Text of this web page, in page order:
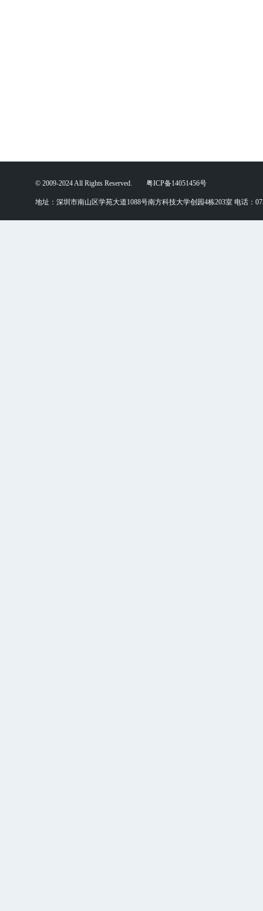
© 2009-2024 All Rights Reserved. 粤ICP备14051456号
地址：深圳市南山区学苑大道1088号南方科技大学创园4栋203室 电话：